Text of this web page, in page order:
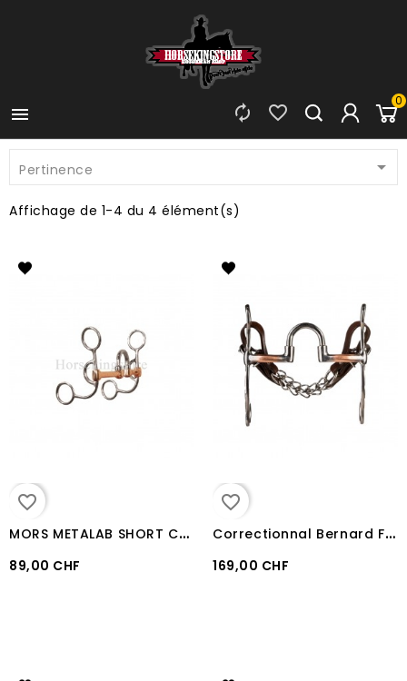

0


Pertinence 
Affichage de 1-4 du 4 élément(s)
favorite_border
M
ORS METALAB SHORT CORRECTIONAL avec cuivre
89,00 CHF
favorite_border
C
orrectionnal Bernard Fonck branches courtes METALAB
169,00 CHF